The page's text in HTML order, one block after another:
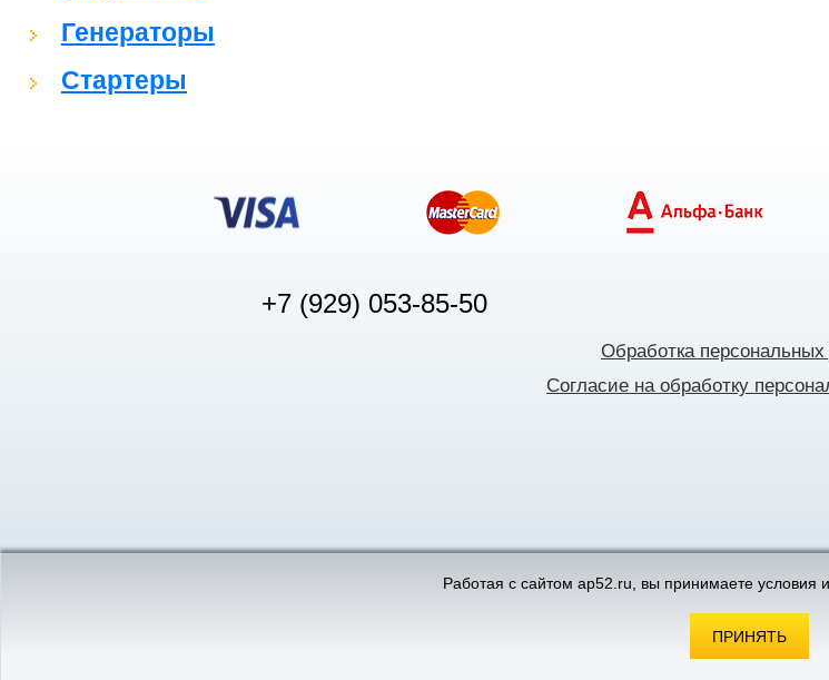
Генераторы
Стартеры
+7 (929) 053-85-50
Обработка
Согласие на обработку
Работая с сайтом ap52.ru, вы принимаете условия
ПРИНЯТЬ